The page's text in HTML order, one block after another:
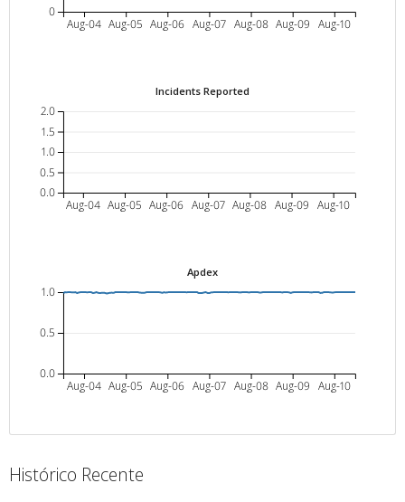
Aug-04 Aug-05 Aug-06 Aug-07 Aug-08 Aug-09 Aug-10
0
Incidents Reported
Aug-04 Aug-05 Aug-06 Aug-07 Aug-08 Aug-09 Aug-10
0.0
0.5
1.0
1.5
2.0
Apdex
Aug-04 Aug-05 Aug-06 Aug-07 Aug-08 Aug-09 Aug-10
0.0
0.5
1.0
Histórico Recente